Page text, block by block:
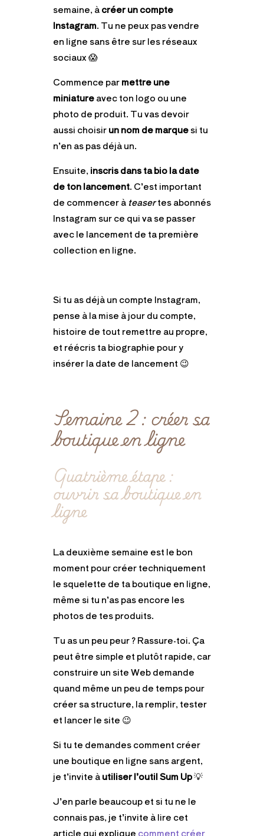
semaine, àcréer un compte
Instagram. Tu ne peux pas vendre
en ligne sans être sur les réseaux
sociaux 😱
Commence parmettre une
miniatureavec ton logo ou une
photo de produit. Tu vas devoir
aussi choisirun nom de marquesi tu
n’en as pas déjà un.
Ensuite, inscris dans ta bio la date
de ton lancement. C’est important
de commencer à teasertes abonnés
Instagram sur ce qui va se passer
avec le lancement de ta première
collection en ligne.
Si tu as déjà un compte Instagram,
pense à la mise à jour du compte,
histoire de tout remettre au propre,
et réécris ta biographie pour y
insérer la date de lancement 😉
Semaine 2 : créer sa
boutique en ligne
Quatrième étape :
ouvrir sa boutique en
ligne
La deuxième semaine est le bon
moment pour créer techniquement
le squelette de ta boutique en ligne,
même si tu n’as pas encore les
photos de tes produits.
Tu as un peu peur ? Rassure-toi. Ça
peut être simple et plutôt rapide, car
construire un site Web demande
quand même un peu de temps pour
créer sa structure, la remplir, tester
et lancer le site 😉
Si tu te demandes comment créer
une boutique en ligne sans argent,
je t’invite àutiliser l’outil Sum Up💡
J’en parle beaucoup et si tu ne le
connais pas, je t’invite à lire cet
article qui explique comment créer